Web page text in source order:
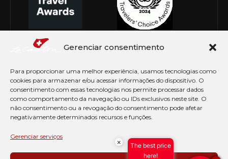
Gerenciar consentimento
Para proporcionar uma melhor experiência, usamos tecnologias como
cookies para armazenar e/ou acessar informações do dispositivo. O
consentimento com essas tecnologias nos permite processar dados
como comportamento da navegação ou IDs exclusivos neste site. O
não consentimento ou a revogação do consentimento pode afetar
negativamente determinados recursos e funções.
Gerenciar serviços
© Copyright 2026 Le Canton. Todos os direitos
PRÉ CHECK-IN
×
The best price
here!